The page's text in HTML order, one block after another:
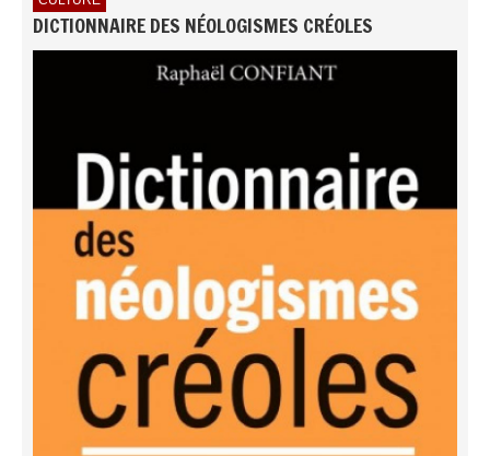
DICTIONNAIRE DES NÉOLOGISMES CRÉOLES